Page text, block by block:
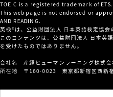
TOEIC is a registered trademark of ETS.
This web page is not endorsed or
AND READING.
英検®は、公益財団法人 日本英語検定協会
このコンテンツは、公益財団法人 日本英
を受けたものではありません。
会社名 産経ヒューマンラーニング株式会
所在地 〒160-0023 東京都新宿区西新